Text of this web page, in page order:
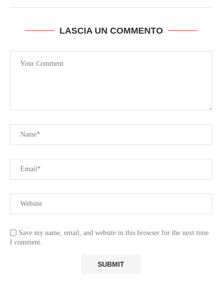
LASCIA UN COMMENTO
Save my name, email, and website in this browser for the next time
I comment.